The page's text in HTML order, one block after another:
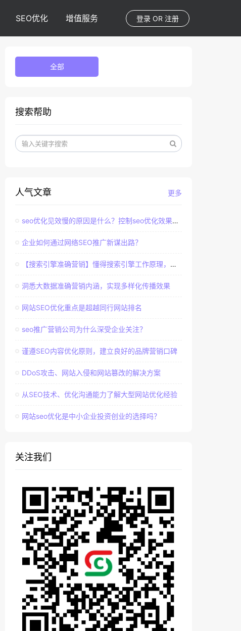
登录 OR 注册
SEO优化 增值服务
全部
搜索帮助
更多
人气文章
seo优化见效慢的原因是什么？控制seo优化效果的直接因素
企业如何通过网络SEO推广新谋出路？
【搜索引擎准确营销】懂得搜索引擎工作原理，建立准确客户群体
洞悉大数据准确营销内涵，实现多样化传播效果
网站SEO优化重点是超越同行网站排名
seo推广营销公司为什么深受企业关注？
谨遵SEO内容优化原则，建立良好的品牌营销口碑
DDoS攻击、网站入侵和网站篡改的解决方案
从SEO技术、优化沟通能力了解大型网站优化经验
网站seo优化是中小企业投资创业的选择吗？
关注我们